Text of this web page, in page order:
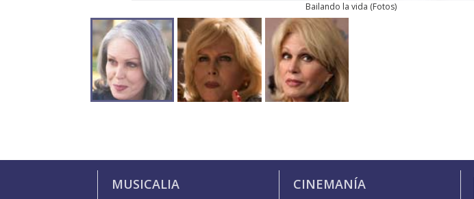
Bailando la vida (Fotos)
MUSICALIA CINEMANÍA